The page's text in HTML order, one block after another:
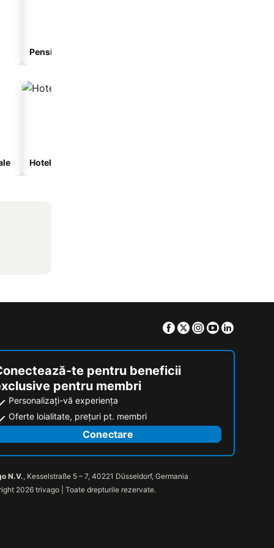
Pensiune
Hoteluri cu spa
Facebook
TwitterInstagram
Youtube
te pentru beneficii
pentru membri
Personalizați-vă experiența
Oferte loialitate, prețuri pt. membri
Conectare
N.V., Kesselstraße 5 – 7, 40221 Düsseldorf, Germania
2026 trivago | Toate drepturile rezervate.